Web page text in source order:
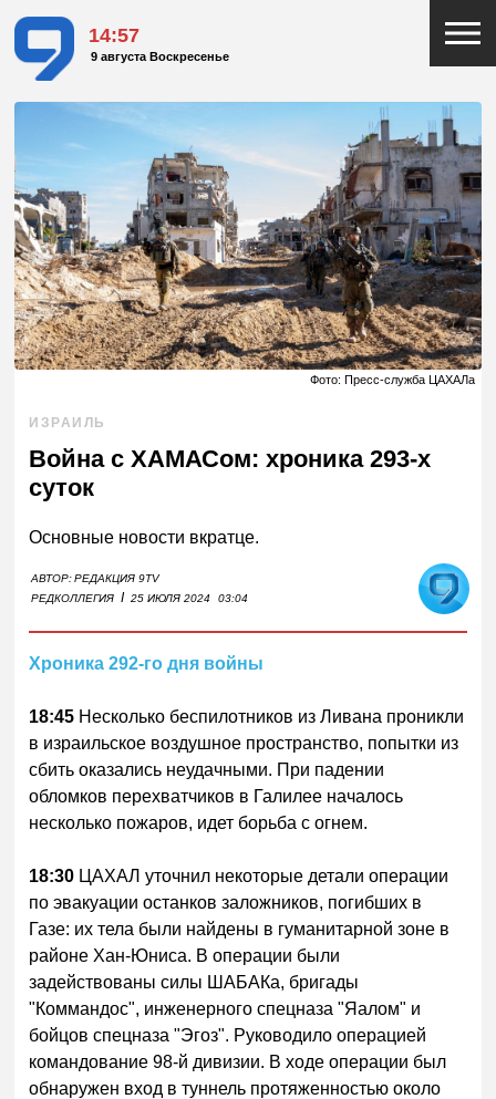
14:57
9 августа Воскресенье
Фото: Пресс-служба ЦАХАЛа
ИЗРАИЛЬ
Война с ХАМАСом: хроника 293-х
суток
Основные новости вкратце.
АВТОР:РЕДАКЦИЯ 9TV
РЕДКОЛЛЕГИЯ I 25 ИЮЛЯ 2024 03:04
Хроника 292-го дня войны
18:45 Несколько беспилотников из Ливана проникли
в израильское воздушное пространство, попытки из
сбить оказались неудачными. При падении
обломков перехватчиков в Галилее началось
несколько пожаров, идет борьба с огнем.
18:30 ЦАХАЛ уточнил некоторые детали операции
по эвакуации останков заложников, погибших в
Газе: их тела были найдены в гуманитарной зоне в
районе Хан-Юниса. В операции были
задействованы силы ШАБАКа, бригады
"Коммандос", инженерного спецназа "Яалом" и
бойцов спецназа "Эгоз". Руководило операцией
командование 98-й дивизии. В ходе операции был
обнаружен вход в туннель протяженностью около